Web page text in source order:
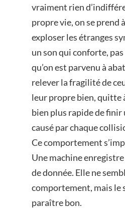
vraiment rien
propre vie, on se prend
exploser les étranges
un son qui conforte,
qu’on est parvenu à
relever la fragilité de
leur propre bien, quitte
bien plus rapide de finir
causé par chaque
Ce comportement
Une machine
de donnée. Elle ne
comportement, mais le
paraître bon.